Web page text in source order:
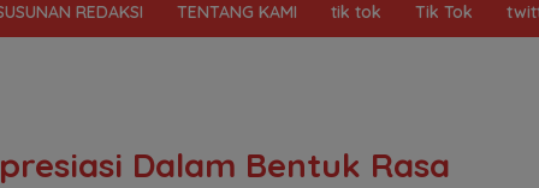
REDAKSI TENTANG KAMI tik tok Tik Tok
Dalam Bentuk Rasa